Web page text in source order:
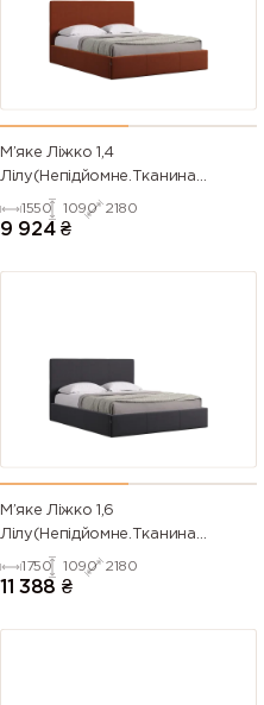
М’яке Ліжко 1,4
Лілу(Непідйомне.Тканина
TIFFANY,під замовлення)
1550 1090 2180
9 924 ₴
М’яке Ліжко 1,6
Лілу(Непідйомне.Тканина
TIFFANY,під замовлення)
1750 1090 2180
11 388 ₴